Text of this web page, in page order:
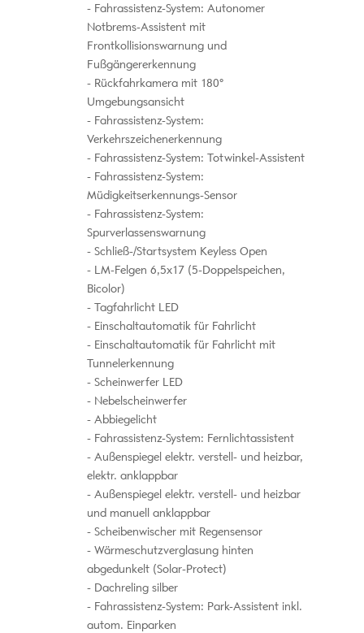
Fahrassistenz-System: Autonomer
Notbrems-Assistent mit
Frontkollisionswarnung und
Fußgängererkennung
Rückfahrkamera mit 180°
Umgebungsansicht
Fahrassistenz-System:
Verkehrszeichenerkennung
Fahrassistenz-System: Totwinkel-Assistent
Fahrassistenz-System:
Müdigkeitserkennungs-Sensor
Fahrassistenz-System:
Spurverlassenswarnung
Schließ-/Startsystem Keyless Open
LM-Felgen 6,5x17 (5-Doppelspeichen,
Bicolor)
Tagfahrlicht LED
Einschaltautomatik für Fahrlicht
Einschaltautomatik für Fahrlicht mit
Tunnelerkennung
Scheinwerfer LED
Nebelscheinwerfer
Abbiegelicht
Fahrassistenz-System: Fernlichtassistent
Außenspiegel elektr. verstell- und heizbar,
elektr. anklappbar
Außenspiegel elektr. verstell- und heizbar
und manuell anklappbar
Scheibenwischer mit Regensensor
Wärmeschutzverglasung hinten
abgedunkelt (Solar-Protect)
Dachreling silber
Fahrassistenz-System: Park-Assistent inkl.
autom. Einparken